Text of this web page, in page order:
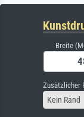
Breite
Zusätzlicher
Kein Rand